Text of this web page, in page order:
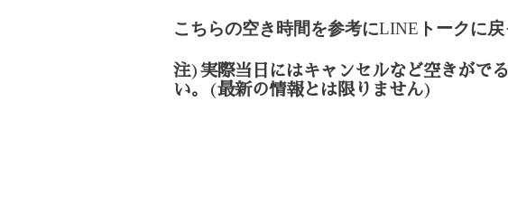
こちらの空き時間を参考にLINE トークに
注) 実際当日にはキャンセルなど空きがで
い。
(最新の情報とは限りません)